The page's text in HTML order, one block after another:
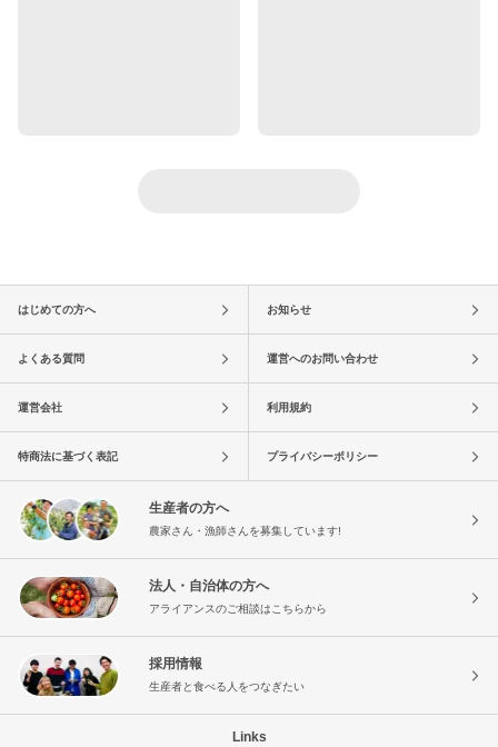
はじめての方へ お知らせ
よくある質問 運営へのお問い合わせ
運営会社 利用規約
特商法に基づく表記 プライバシーポリシー
生産者の方へ
農家さん・漁師さんを募集しています!
法人・自治体の方へ
アライアンスのご相談はこちらから
採用情報
生産者と食べる人をつなぎたい
Links